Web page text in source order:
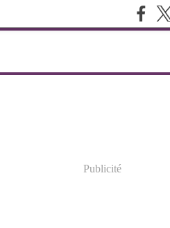
Publicité